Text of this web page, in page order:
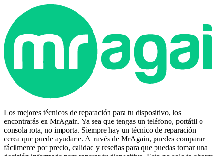
Los mejores técnicos de reparación para tu dispositivo, los
encontrarás en MrAgain. Ya sea que tengas un teléfono, portátil o
consola rota, no importa. Siempre hay un técnico de reparación
cerca que puede ayudarte. A través de MrAgain, puedes comparar
fácilmente por precio, calidad y reseñas para que puedas tomar una